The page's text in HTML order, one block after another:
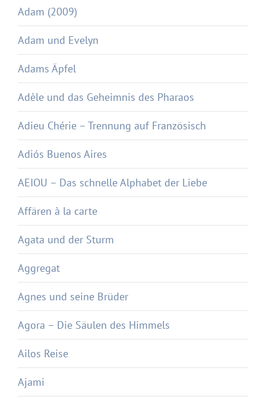
Adam (2009)
Adam und Evelyn
Adams Äpfel
Adèle und das Geheimnis des Pharaos
Adieu Chérie – Trennung auf Französisch
Adiós Buenos Aires
AEIOU – Das schnelle Alphabet der Liebe
Affären à la carte
Agata und der Sturm
Aggregat
Agnes und seine Brüder
Agora – Die Säulen des Himmels
Ailos Reise
Ajami